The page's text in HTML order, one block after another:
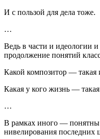
И с пользой для дела тоже.
…
Ведь в части и идеологии
продолжение понятий
Какой композитор — такая
Какая у кого жизнь —
…
В рамках иного — понятны
нивелирования последних